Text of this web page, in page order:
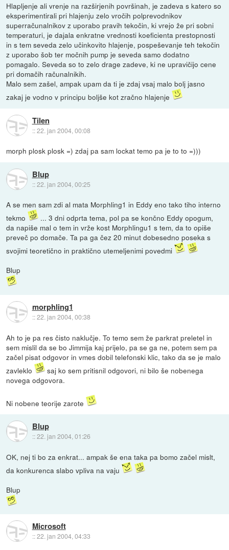
Hlapljenje ali vrenje na razširjenih površinah, je zadeva s katero so
eksperimentirali pri hlajenju zelo vročih polprevodnikov
superračunalnikov z uporabo pravih tekočin, ki vrejo že pri sobni
temperaturi, je dajala enkratne vrednosti koeficienta prestopnosti
in s tem seveda zelo učinkovito hlajenje, pospeševanje teh tekočin
z uporabo šob ter močnih pump je seveda samo dodatno
pomagalo. Seveda so to zelo drage zadeve, ki ne upravičijo cene
pri domačih računalnikih.
Malo sem zašel, ampak upam da ti je zdaj vsaj malo bolj jasno
zakaj je vodno v principu boljše kot zračno hlajenje
Tilen
::22. jan 2004, 00:08
morph plosk plosk =) zdaj pa sam lockat temo pa je to to =)))
Blup
::22. jan 2004, 00:25
A se men sam zdi al mata Morphling1 in Eddy eno tako tiho interno
tekmo
... 3 dni odprta tema, pol pa se končno Eddy opogum,
da napiše mal o tem in vrže kost Morphlingu1 s tem, da to opiše
preveč po domače. Ta pa ga čez 20 minut dobesedno poseka s
svojimi teoretično in praktično utemeljenimi povedmi
Blup
morphling1
::22. jan 2004, 00:38
Ah to je pa res čisto naklučje. To temo sem že parkrat preletel in
sem mislil da se bo Jimmija kaj prijelo, pa se ga ne, potem sem pa
začel pisat odgovor in vmes dobil telefonski klic, tako da se je malo
zavleklo
saj ko sem pritisnil odgovori, ni bilo še nobenega
novega odgovora.
Ni nobene teorije zarote
Blup
::22. jan 2004, 01:26
OK, nej ti bo za enkrat... ampak še ena taka pa bomo začel mislt,
da konkurenca slabo vpliva na vaju
Blup
Microsoft
::22. jan 2004, 04:33